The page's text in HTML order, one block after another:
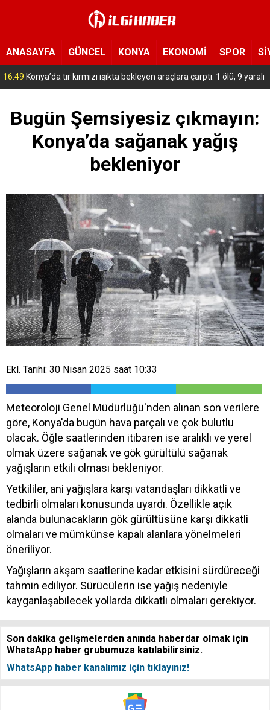
ANASAYFA GÜNCEL KONYA EKONOMİ SPOR
15:54 Yeni Medya Cemiyeti’nden Hakimiyet Gazetesi’ne 30. yıl ziyareti
Bugün Şemsiyesiz çıkmayın:
Konya’da sağanak yağış
bekleniyor
Ekl. Tarihi: 30 Nisan 2025 saat 10:33
Meteoroloji Genel Müdürlüğü'nden alınan son verilere
göre, Konya'da bugün hava parçalı ve çok bulutlu
olacak. Öğle saatlerinden itibaren ise aralıklı ve yerel
olmak üzere sağanak ve gök gürültülü sağanak
yağışların etkili olması bekleniyor.
Yetkililer, ani yağışlara karşı vatandaşları dikkatli ve
tedbirli olmaları konusunda uyardı. Özellikle açık
alanda bulunacakların gök gürültüsüne karşı dikkatli
olmaları ve mümkünse kapalı alanlara yönelmeleri
öneriliyor.
Yağışların akşam saatlerine kadar etkisini sürdüreceği
tahmin ediliyor. Sürücülerin ise yağış nedeniyle
kayganlaşabilecek yollarda dikkatli olmaları gerekiyor.
Son dakika gelişmelerden anında haberdar olmak için
WhatsApp haber grubumuza katılabilirsiniz.
WhatsApp haber kanalımız için tıklayınız!